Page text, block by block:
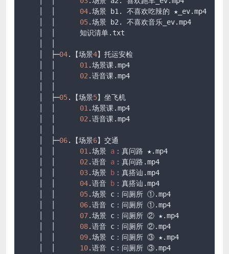
04.场景 b1. 不喜欢吃辣的 ★_ev.mp4
05.场景 b2. 不喜欢音乐_ev.mp4
    │  │      知识清单
.txt
    │  ├─
04.【场景4】托运安检
01.场景课.mp4
02.语音课.mp4
    │  ├─
05.【场景5】坐飞机
01.场景课.mp4
02.语音课.mp4
    │  ├─
06.【场景6】交通
01.场景 a ：真问路 ★.mp4
02.语音 a ：真问路 .mp4
03.场景 b ：真搭讪 .mp4
04.语音 b ：真搭讪 .mp4
05.场景 c：问厕所 ①.mp4
06.语音 c：问厕所 ①.mp4
07.场景 c：问厕所 ② ★.mp4
08.语音 c：问厕所 ②.mp4
09.场景 c：问厕所 ③ ★.mp4
10.语音 c：问厕所 ③.mp4